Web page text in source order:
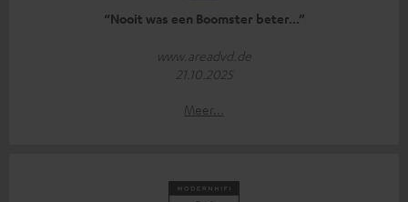
“Nooit was een Boomster beter...”
www.areadvd.de
21.10.2025
Meer...